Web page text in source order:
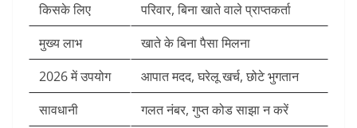
किसके लिए
परिवार, बिना खाते वाले प्राप्तकर्ता
मुख्य लाभ
खाते के बिना पैसा मिलना
2026 में उपयोग
आपात मदद, घरेलू खर्च, छोटे भुगतान
सावधानी
गलत नंबर, गुप्त कोड साझा न करें